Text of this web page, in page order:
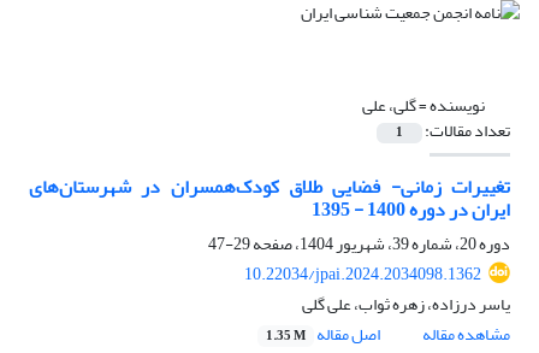
نویسنده =گلی، علی
تعداد مقالات: 1
تغییرات زمانی- فضایی طلاق کودک‌همسران در شهرستان‌های
ایران در دوره 1400 - 1395
دوره 20، شماره 39، شهریور 1404، صفحه
29-47
10.22034/jpai.2024.2034098.1362
یاسر درزاده، زهره ثواب، علی گلی
مشاهده مقاله
اصل مقاله 1.35 M